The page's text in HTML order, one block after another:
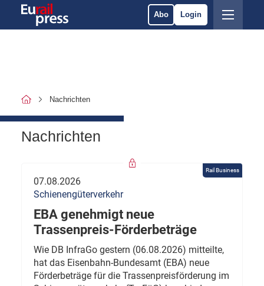
Abo Login
Nachrichten
Nachrichten
Rail Business
07.08.2026
Schienengüterverkehr
EBA genehmigt neue
Trassenpreis-Förderbeträge
Wie DB InfraGo gestern (06.08.2026) mitteilte,
hat das Eisenbahn-Bundesamt (EBA) neue
Förderbeträge für die Trassenpreisförderung im